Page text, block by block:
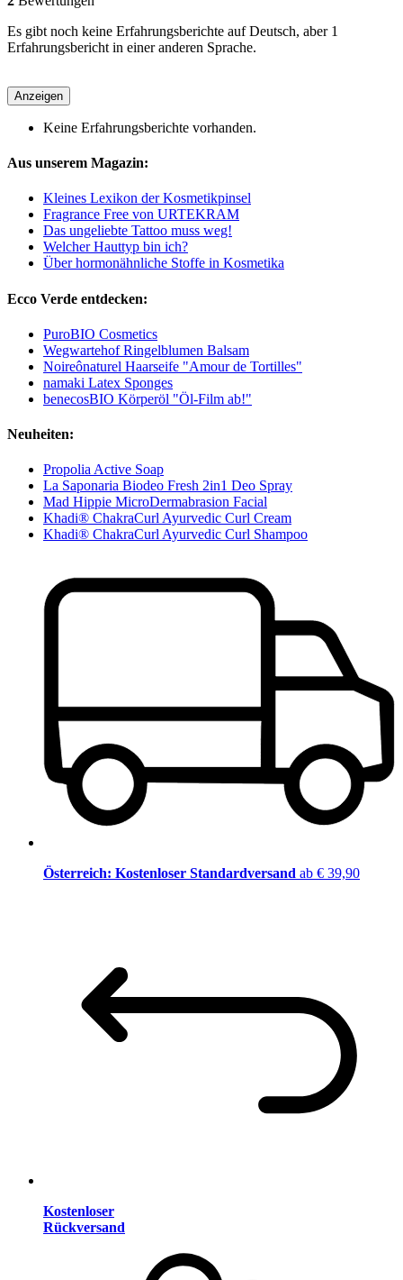
Es gibt noch keine Erfahrungsberichte auf Deutsch, aber 1
Erfahrungsbericht in einer anderen Sprache.
Anzeigen
Keine Erfahrungsberichte vorhanden.
Aus unserem Magazin:
Kleines Lexikon der Kosmetikpinsel
Fragrance Free von URTEKRAM
Das ungeliebte Tattoo muss weg!
Welcher Hauttyp bin ich?
Über hormonähnliche Stoffe in Kosmetika
Ecco Verde entdecken:
PuroBIO Cosmetics
Wegwartehof Ringelblumen Balsam
Noireônaturel Haarseife "Amour de Tortilles"
namaki Latex Sponges
benecosBIO Körperöl "Öl-Film ab!"
Neuheiten:
Propolia Active Soap
La Saponaria Biodeo Fresh 2in1 Deo Spray
Mad Hippie MicroDermabrasion Facial
Khadi® ChakraCurl Ayurvedic Curl Cream
Khadi® ChakraCurl Ayurvedic Curl Shampoo
Österreich: Kostenloser Standardversand ab € 39,90
Kostenloser
Rückversand